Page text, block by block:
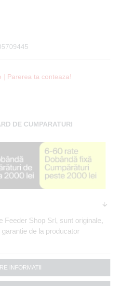
| Parerea ta conteaza!
INFORMATII
DE CUMPARATURI
Feeder Shop Srl, sunt originale,
de la producator